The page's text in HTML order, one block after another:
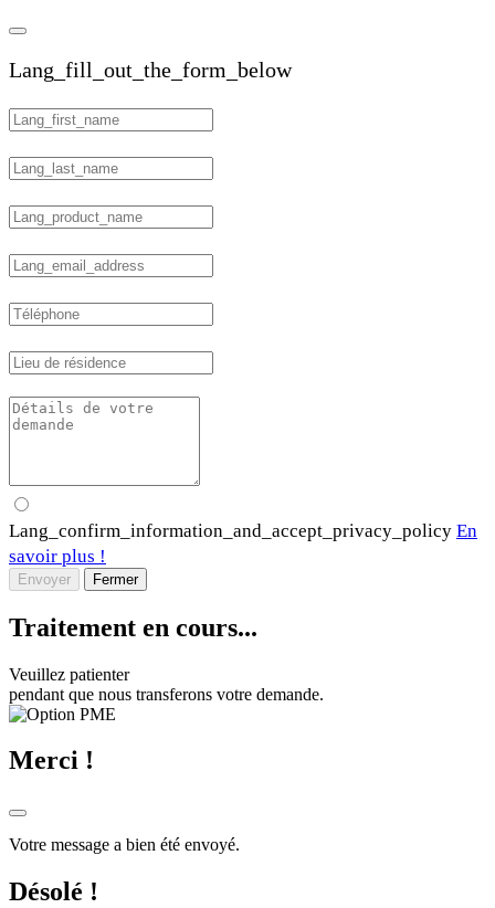
Lang_fill_out_the_form_below
Lang_confirm_information_and_accept_privacy_policy En
savoir plus !
Envoyer Fermer
Traitement en cours...
Veuillez patienter
pendant que nous transferons votre demande.
Merci !
Votre message a bien été envoyé.
Désolé !